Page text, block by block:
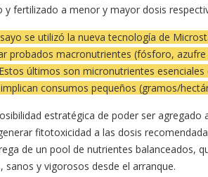
fertilizado a menor y mayor dosis
se utilizó la nueva tecnología de
probados macronutrientes (fósforo, azufre
últimos son micronutrientes esenciales
consumos pequeños (gramos/
estratégica de poder ser agregado
fitotoxicidad a las dosis
de un pool de nutrientes balanceados,
y vigorosos desde el arranque.